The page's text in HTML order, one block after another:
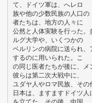
て、ドイツ軍は、へレロ
族や他の少数民族の人口
者たちは、地方の人々に
公然と人体実験を行った
ルグ大学や、いくつかの
ベルリンの病院に送られ
するのに用いられた。こ
の同じ医者たちが後に、メ
彼らは第二次大戦中に、
ユダヤ人やロマ民族、その
日本は、ますますドイツ
を立てた。その後、中国